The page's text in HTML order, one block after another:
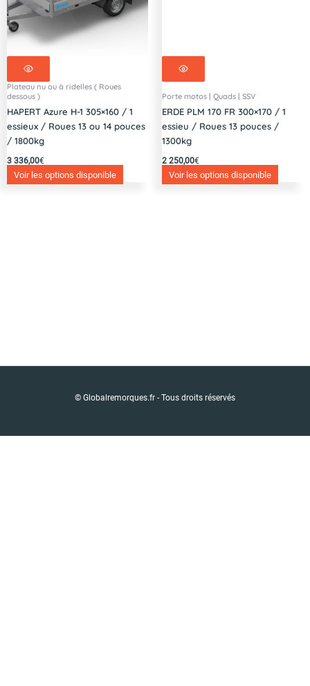
Plateau nu ou à ridelles ( Roues
dessous )
HAPERT Azure H-1 305×160 / 1
essieux / Roues 13 ou 14 pouces
/ 1800kg
3 336,00€
Voir les options disponible
Porte motos | Quads | SSV
ERDE PLM 170 FR 300×170 / 1
essieu / Roues 13 pouces /
1300kg
2 250,00€
Voir les options disponible
© Globalremorques.fr - Tous droits réservés